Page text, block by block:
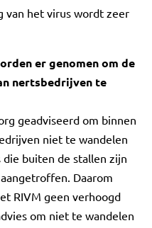
van het virus wordt zeer
er genomen om de
nertsbedrijven te
geadviseerd om binnen
niet te wandelen
buiten de stallen zijn
Daarom
RIVM geen verhoogd
om niet te wandelen